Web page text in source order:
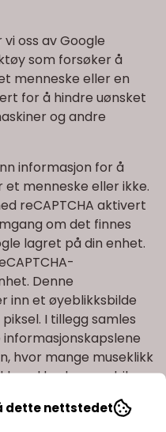
oss av Google
som forsøker å
menneske eller en
for å hindre uønsket
og andre
informasjon for å
menneske eller ikke.
reCAPTCHA aktivert
om det finnes
lagret på din enhet.
Denne
inn et øyeblikksbilde
I tillegg samles
hvor mange museklikk
ved bruk av mobil
tillegg du har
dette nettstedet